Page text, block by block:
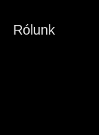
Rólunk